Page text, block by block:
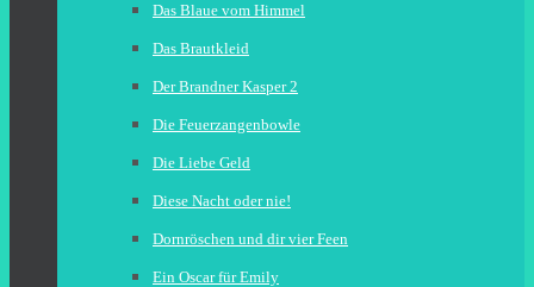
Das Blaue vom Himmel
Das Brautkleid
Der Brandner Kasper 2
Die Feuerzangenbowle
Die Liebe Geld
Diese Nacht oder nie!
Dornröschen und dir vier Feen
Ein Oscar für Emily